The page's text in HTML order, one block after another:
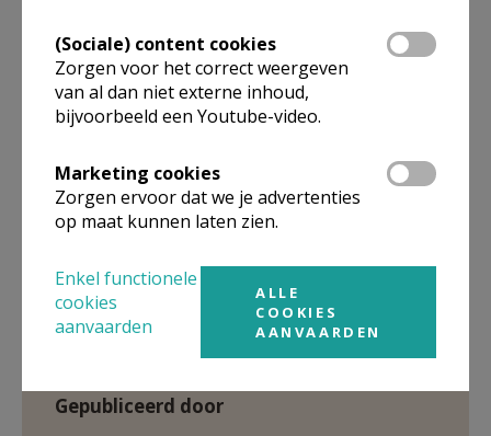
scherp geformuleerde standpunten waren van
enorm belang voor de ontwikkeling van de moderne
menswetenschappen. Het werk heeft grote invloed
gehad op onder anderen Marx, Nietzsche, Freud en
'Het wezen van het christendom' is nu eindelijk in het
D'huyvetters; de inleiding is van Johan Braeckman
Gepubliceerd door
(Sociale) content cookies
Zorgen voor het correct weergeven
van al dan niet externe inhoud,
bijvoorbeeld een Youtube-video.
Marketing cookies
Zorgen ervoor dat we je advertenties
op maat kunnen laten zien.
Enkel functionele
cookies
aanvaarden
ALLE
COOKIES
AANVAARDEN